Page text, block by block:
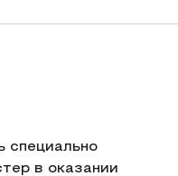
специально
в оказании